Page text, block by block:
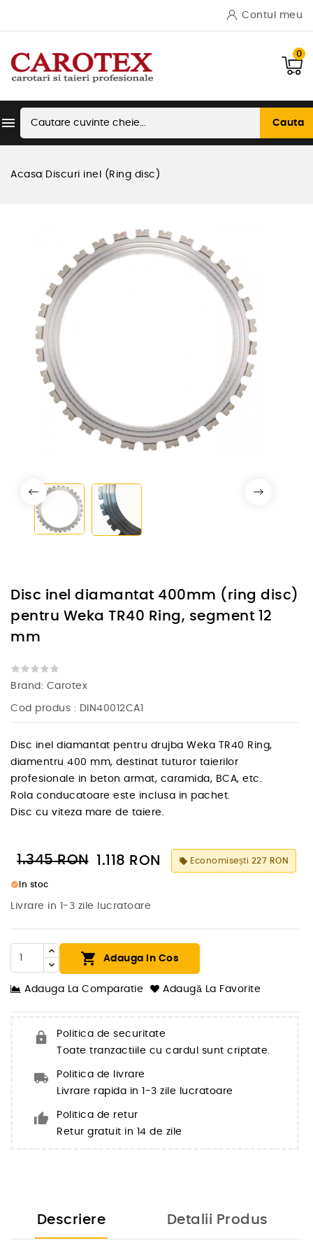
Contul meu
0
 Cauta
Acasa Discuri inel (Ring disc)
Disc inel diamantat 400mm (ring disc)
pentru Weka TR40 Ring, segment 12
mm
Brand: Carotex
Cod produs : DIN40012CA1
Disc inel diamantat pentru drujba Weka TR40 Ring,
diamentru 400 mm, destinat tuturor taierilor
profesionale in beton armat, caramida, BCA, etc.
Rola conducatoare este inclusa in pachet.
Disc cu viteza mare de taiere.
1.345RON 1.118 RON local_offer Economisești 227 RON
check_circle In stoc
Livrare in 1-3 zile lucratoare
 Adauga In Cos
Adauga La Comparatie Adaugă La Favorite
Politica de securitate
Toate tranzactiile cu cardul sunt criptate.
Politica de livrare
Livrare rapida in 1-3 zile lucratoare
Politica de retur
Retur gratuit in 14 de zile
Descriere Detalii Produs